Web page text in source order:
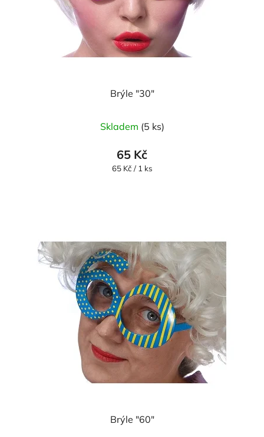
Brýle "30"
Skladem (5 ks)
65 Kč
Měrná
65 Kč / 1 ks
Brýle "60"